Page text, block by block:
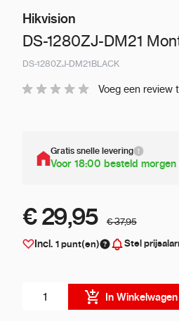
Hikvision
DS-1280ZJ-DM21
DS-1280ZJ-DM21BLACK
Voeg een review
Gratis snelle levering
Voor 18:00 besteld morgen
€ 29,95 € 37,95
Incl. 1punt(en) Stel
In Winkelwagen